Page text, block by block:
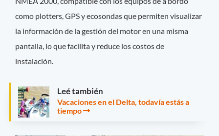
como plotters, GPS y ecosondas que permiten visualizar
la información de la gestión del motor en una misma
pantalla, lo que facilita y reduce los costos de
instalación.
Leé también
Vacaciones en el Delta, todavía estás a
tiempo